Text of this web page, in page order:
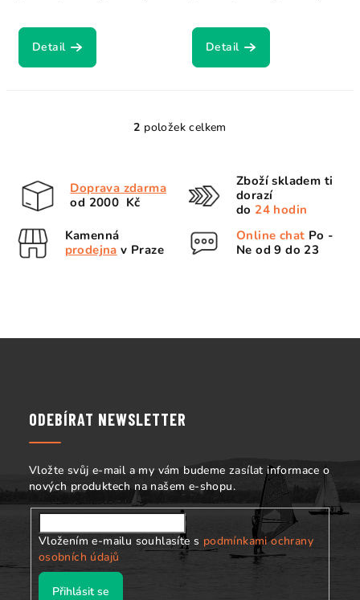
Detail Detail
O
k
p
i
u
2 položek celkem
Doprava zdarma
od 2000 Kč
Zboží skladem ti
dorazí
do 24 hodin
Kamenná
prodejna v Praze
Online chat Po -
Ne od 9 do 23
ODEBÍRAT NEWSLETTER
Vložte svůj e-mail a my vám budeme zasílat informace o
nových produktech na našem e-shopu.
Vložením e-mailu souhlasíte s podmínkami ochrany
osobních údajů
Přihlásit se